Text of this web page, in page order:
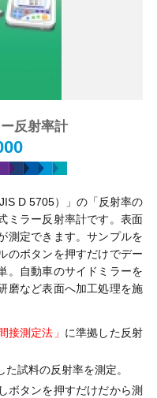
反射率計
D 5705）」の「反射率の
ミラー反射率計です。表面
測定できます。サンプルを
のボタンを押すだけでデー
。自動車のサイドミラーを
磨など表面へ加工処理を施
接測定法」 に準拠した反射
試料の反射率を測定。
ボタンを押すだけだから測